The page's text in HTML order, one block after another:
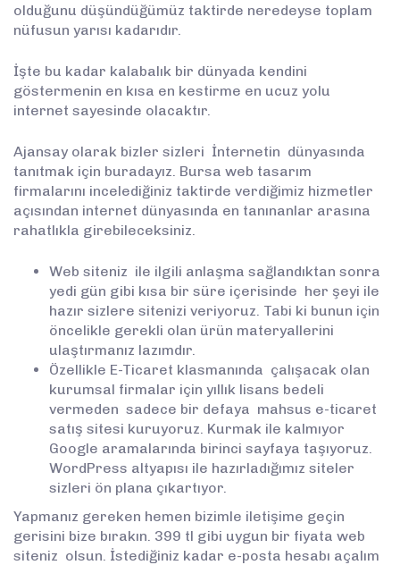
olduğunu düşündüğümüz taktirde neredeyse toplam
nüfusun yarısı kadarıdır.
İşte bu kadar kalabalık bir dünyada kendini
göstermenin en kısa en kestirme en ucuz yolu
internet sayesinde olacaktır.
Ajansay olarak bizler sizleri İnternetin dünyasında
tanıtmak için buradayız. Bursa web tasarım
firmalarını incelediğiniz taktirde verdiğimiz hizmetler
açısından internet dünyasında en tanınanlar arasına
rahatlıkla girebileceksiniz.
Web siteniz ile ilgili anlaşma sağlandıktan sonra
yedi gün gibi kısa bir süre içerisinde her şeyi ile
hazır sizlere sitenizi veriyoruz. Tabi ki bunun için
öncelikle gerekli olan ürün materyallerini
ulaştırmanız lazımdır.
Özellikle E-Ticaret klasmanında çalışacak olan
kurumsal firmalar için yıllık lisans bedeli
vermeden sadece bir defaya mahsus e-ticaret
satış sitesi kuruyoruz. Kurmak ile kalmıyor
Google aramalarında birinci sayfaya taşıyoruz.
WordPress altyapısı ile hazırladığımız siteler
sizleri ön plana çıkartıyor.
Yapmanız gereken hemen bizimle iletişime geçin
gerisini bize bırakın. 399 tl gibi uygun bir fiyata web
siteniz olsun. İstediğiniz kadar e-posta hesabı açalım